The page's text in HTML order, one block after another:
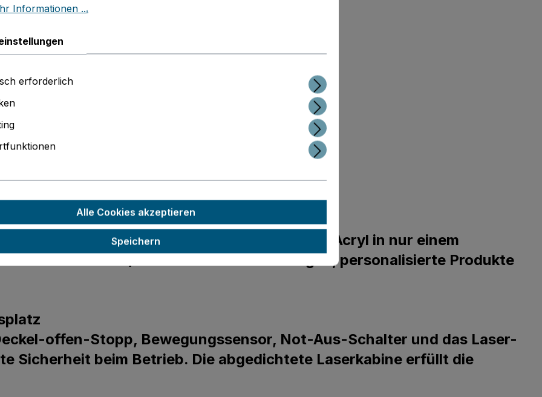
von bis zu 18 mm dickem Holz oder Acryl in nur einem
bis zu 600 mm/s. Ideal für Beschilderungen, personalisierte Produkte
offen-Stopp, Bewegungssensor, Not-Aus-Schalter und das Laser-
Sicherheit beim Betrieb. Die abgedichtete Laserkabine erfüllt die
Informationen ...
erforderlich
Alle Cookies akzeptieren
Speichern